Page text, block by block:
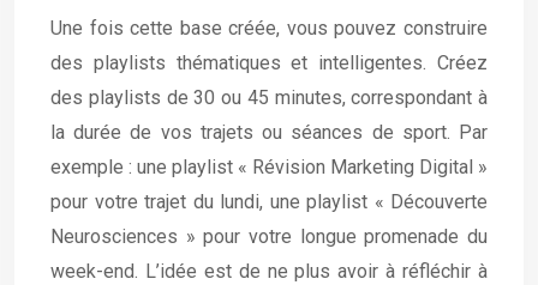
Une fois cette base créée, vous pouvez construire
des playlists thématiques et intelligentes. Créez
des playlists de 30 ou 45 minutes, correspondant à
la durée de vos trajets ou séances de sport. Par
exemple : une playlist « Révision Marketing Digital »
pour votre trajet du lundi, une playlist « Découverte
Neurosciences » pour votre longue promenade du
week-end. L’idée est de ne plus avoir à réfléchir à